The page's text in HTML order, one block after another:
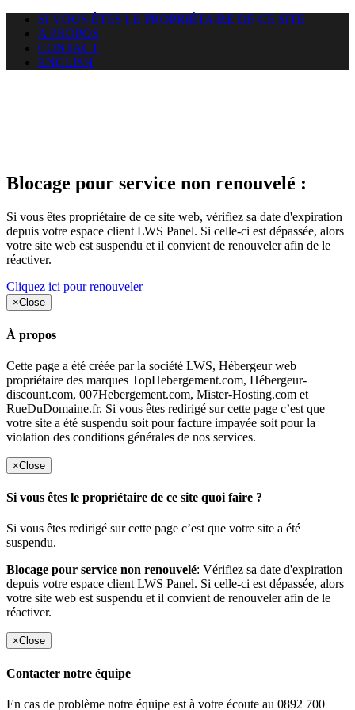
SI VOUS ÊTES LE PROPRIÉTAIRE DE CE SITE
A PROPOS
CONTACT
ENGLISH
Blocage pour service non renouvelé :
Si vous êtes propriétaire de ce site web, vérifiez sa date d'expiration
depuis votre espace client LWS Panel. Si celle-ci est dépassée, alors
votre site web est suspendu et il convient de renouveler afin de le
réactiver.
Cliquez ici pour renouveler
×Close
À propos
Cette page a été créée par la société LWS, Hébergeur web
propriétaire des marques TopHebergement.com, Hébergeur-
discount.com, 007Hebergement.com, Mister-Hosting.com et
RueDuDomaine.fr. Si vous êtes redirigé sur cette page c’est que
votre site a été suspendu soit pour facture impayée soit pour la
violation des conditions générales de nos services.
×Close
Si vous êtes le propriétaire de ce site quoi faire ?
Si vous êtes redirigé sur cette page c’est que votre site a été
suspendu.
Blocage pour service non renouvelé: Vérifiez sa date d'expiration
depuis votre espace client LWS Panel. Si celle-ci est dépassée, alors
votre site web est suspendu et il convient de renouveler afin de le
réactiver.
×Close
Contacter notre équipe
En cas de problème notre équipe est à votre écoute au 0892 700